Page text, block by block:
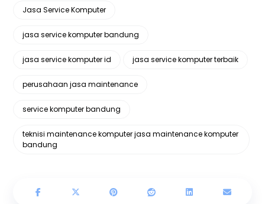
Jasa Service Komputer
jasa service komputer bandung
jasa service komputer id jasa service komputer terbaik
perusahaan jasa maintenance
service komputer bandung
teknisi maintenance komputer jasa maintenance komputer
bandung